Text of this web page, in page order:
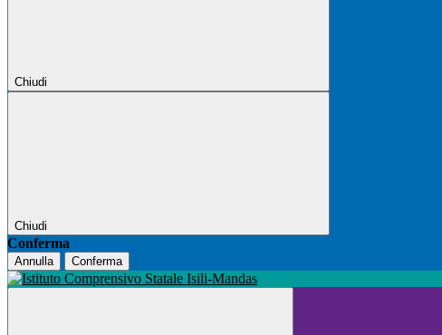
Chiudi
Chiudi
Conferma
Annulla Conferma